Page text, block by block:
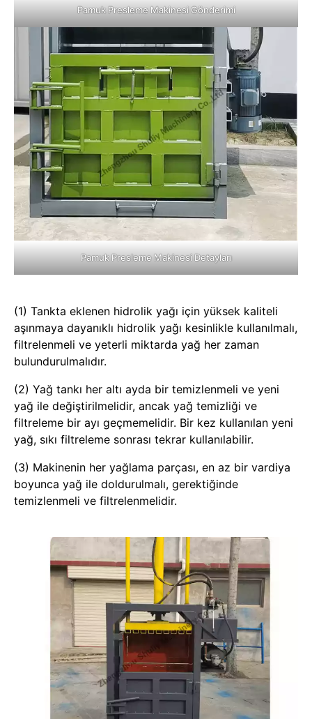
Pamuk Presleme Makinesi Gönderimi
Pamuk Presleme Makinesi Detayları
(1) Tankta eklenen hidrolik yağı için yüksek kaliteli
aşınmaya dayanıklı hidrolik yağı kesinlikle kullanılmalı,
filtrelenmeli ve yeterli miktarda yağ her zaman
bulundurulmalıdır.
(2) Yağ tankı her altı ayda bir temizlenmeli ve yeni
yağ ile değiştirilmelidir, ancak yağ temizliği ve
filtreleme bir ayı geçmemelidir. Bir kez kullanılan yeni
yağ, sıkı filtreleme sonrası tekrar kullanılabilir.
(3) Makinenin her yağlama parçası, en az bir vardiya
boyunca yağ ile doldurulmalı, gerektiğinde
temizlenmeli ve filtrelenmelidir.